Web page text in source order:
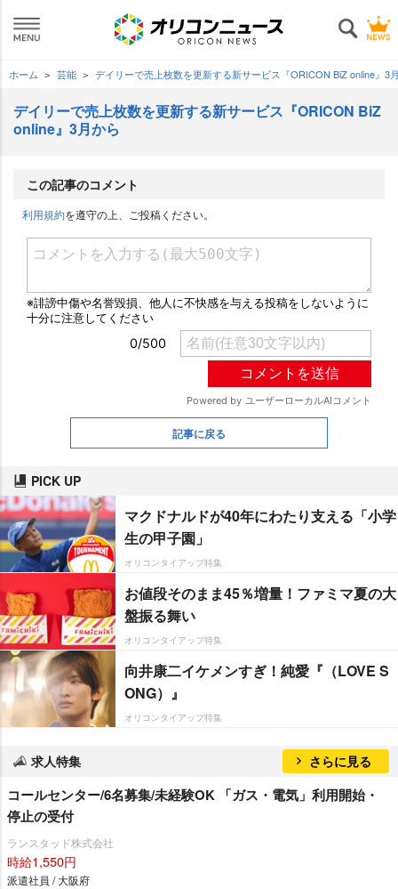
ホーム 芸能 デイリーで売上枚数を更新する新サービス『ORICON BiZ online』3
デイリーで売上枚数を更新する新サービス『ORICON BiZ
online』3月から
この記事のコメント
利用規約を遵守の上、ご投稿ください。
記事に戻る
PICK UP
マクドナルドが40年にわたり支える「小学
生の甲子園」
オリコンタイアップ特集
お値段そのまま45％増量！ファミマ夏の大
盤振る舞い
オリコンタイアップ特集
向井康二イケメンすぎ！純愛『（LOVE S
ONG）』
オリコンタイアップ特集
求人特集 さらに見る
コールセンター/6名募集/未経験OK 「ガス・電気」利用開始・
停止の受付
ランスタッド株式会社
時給1,550円
派遣社員 / 大阪府